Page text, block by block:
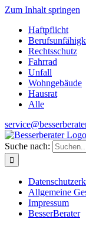
Zum Inhalt springen
Haftpflicht
Rechtsschutz
Fahrrad
Unfall
Wohngebäude
Hausrat
Alle
Suche nach:
Allgemeine
Impressum
BesserBerater